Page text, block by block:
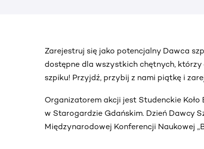
Zarejestruj się jako potencjalny Dawca
dostępne dla wszystkich chętnych,
szpiku! Przyjdź, przybij z nami piątkę i
Organizatorem akcji jest Studenckie Koło
w Starogardzie Gdańskim. Dzień Dawcy
Międzynarodowej Konferencji Naukowej